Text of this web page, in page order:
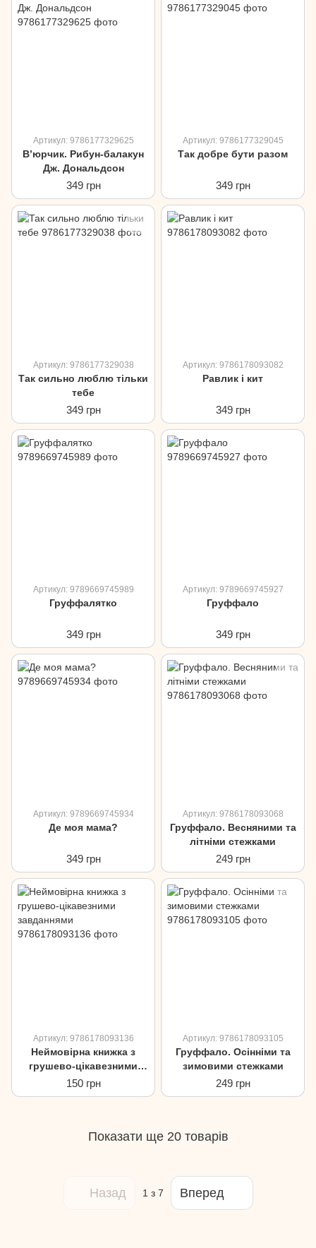
Артикул: 9786177329625
В’юрчик. Рибун-балакун
Дж. Дональдсон
349 грн
Артикул: 9786177329045
Так добре бути разом
349 грн
Артикул: 9786177329038
Так сильно люблю тільки
тебе
349 грн
Артикул: 9786178093082
Равлик і кит
349 грн
Артикул: 9789669745989
Груффалятко
349 грн
Артикул: 9789669745927
Груффало
349 грн
Артикул: 9789669745934
Де моя мама?
349 грн
Артикул: 9786178093068
Груффало. Весняними та
літніми стежками
249 грн
Артикул: 9786178093136
Неймовірна книжка з
грушево-цікавезними
завданнями
150 грн
Артикул: 9786178093105
Груффало. Осінніми та
зимовими стежками
249 грн
Показати ще 20 товарів
Назад 1 з 7 Вперед